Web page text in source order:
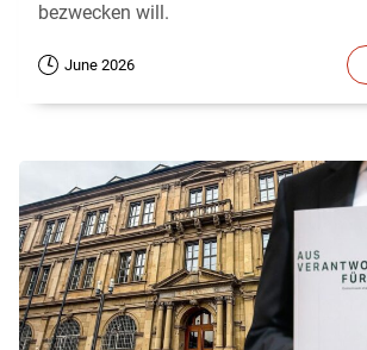
bezwecken will.
June 2026